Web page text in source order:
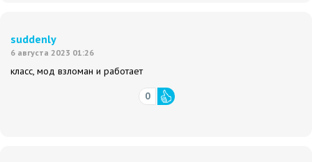
suddenly
6 августа 2023 01:26
класс, мод взломан и работает
0